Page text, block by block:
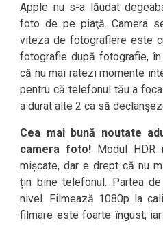
Apple nu s-a lăudat
foto de pe piaţă. Camera
viteza de fotografiere este
fotografie după fotografie,
că nu mai ratezi momente
pentru că telefonul tău a
a durat alte 2 ca să
Cea mai bună noutate
camera foto! Modul HDR
mișcate, dar e drept că nu
țin bine telefonul. Partea
nivel. Filmează 1080p la
filmare este foarte îngust,